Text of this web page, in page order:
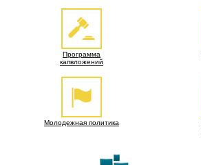
Программа
капвложений
Молодежная политика